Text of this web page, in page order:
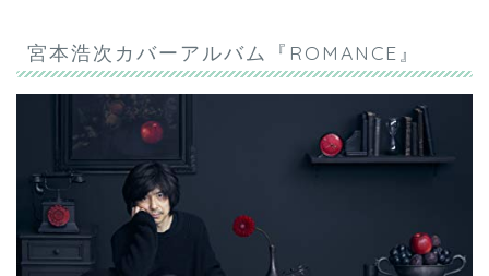
宮本浩次カバーアルバム『ROMANCE』